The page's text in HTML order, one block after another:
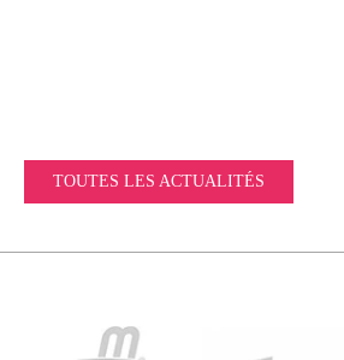
TOUTES LES ACTUALITÉS